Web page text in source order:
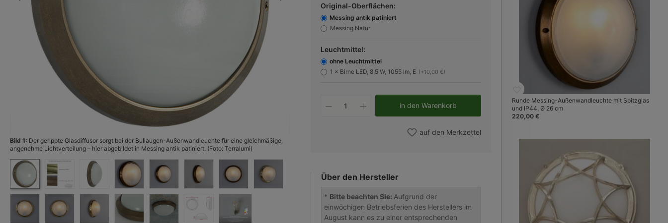
Bild 1: Der gerippte Glasdiffusor sorgt bei der Bullaugen-Außenwandleuchte für eine gleichmäßige,
angenehme Lichtverteilung – hier abgebildet in Messing antik patiniert. (Foto: Terralumi)
Bild 3:Messing antik patiniert
Original-Oberflächen:
Messing antik patiniert
Messing Natur
Leuchtmittel:
ohne Leuchtmittel
1 × Birne LED, 8,5 W, 1055 lm, E (+10,00 €)
Produkt Anzahl: Gib den gewünschten Wert ein oder
in den Warenkorb
auf den Merkzettel
Über den Hersteller
* Bitte beachten Sie: Aufgrund der
einwöchigen Betriebsferien des Herstellers im
August kann es zu einer entsprechenden
Runde Messing-Außenwandleuchte mit Spitzglas
und IP44, Ø 26 cm
220,00 €